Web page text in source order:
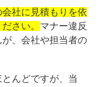
社に見積もりを依
さい。 マナー違反
、会社や担当者の
んどですが、当